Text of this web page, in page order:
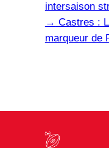
intersaison
→ Castres :
marqueur de